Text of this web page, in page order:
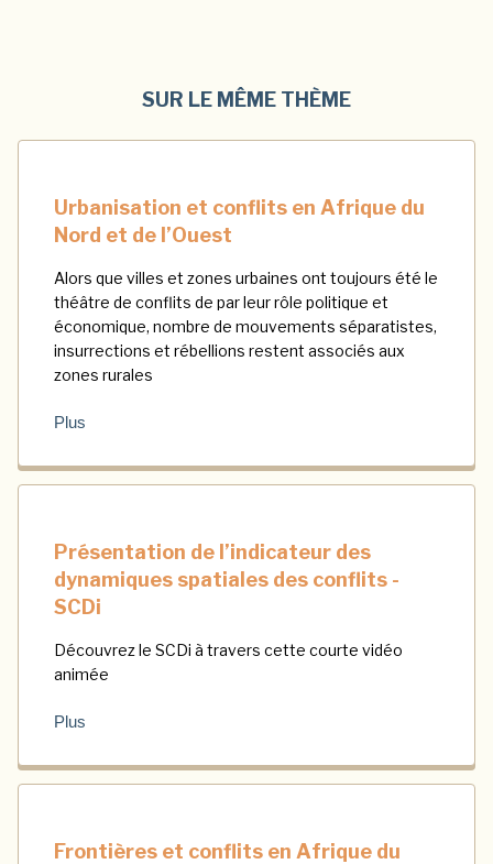
SUR LE MÊME THÈME
Urbanisation et conflits en Afrique du
Nord et de l’Ouest
Alors que villes et zones urbaines ont toujours été le
théâtre de conflits de par leur rôle politique et
économique, nombre de mouvements séparatistes,
insurrections et rébellions restent associés aux
zones rurales
Plus
Présentation de l’indicateur des
dynamiques spatiales des conflits -
SCDi
Découvrez le SCDi à travers cette courte vidéo
animée
Plus
Frontières et conflits en Afrique du